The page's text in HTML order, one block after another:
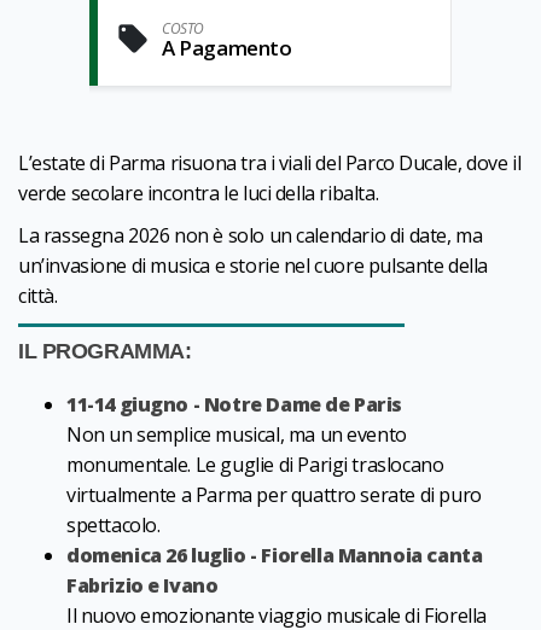
COSTO
A Pagamento
L’estate di Parma risuona tra i viali del Parco Ducale, dove il
verde secolare incontra le luci della ribalta.
La rassegna 2026 non è solo un calendario di date, ma
un’invasione di musica e storie nel cuore pulsante della
città.
IL PROGRAMMA:
11-14 giugno - Notre Dame de Paris
Non un semplice musical, ma un evento
monumentale. Le guglie di Parigi traslocano
virtualmente a Parma per quattro serate di puro
spettacolo.
domenica 26 luglio - Fiorella Mannoia canta
Fabrizio e Ivano
Il nuovo emozionante viaggio musicale di Fiorella